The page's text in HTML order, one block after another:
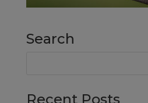
Search
Recent Posts